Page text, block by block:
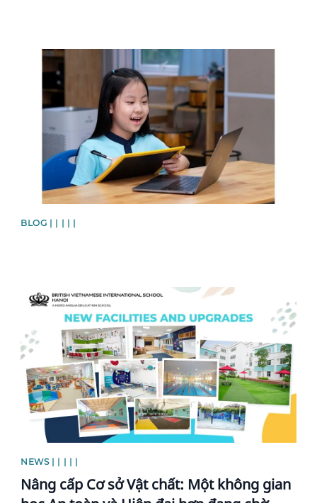
News image
BLOG | | | | |
News image
NEWS | | | | |
Nâng cấp Cơ sở Vật chất: Một không gian